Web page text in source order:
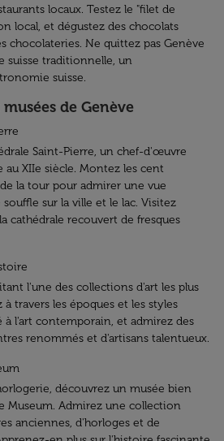
locaux. Testez le "filet de
local, et dégustez des chocolats
chocolateries. Ne quittez pas Genève
suisse traditionnelle, un
suisse.
de Genève
Saint-Pierre, un chef-d'œuvre
XIIe siècle. Montez les cent
la tour pour admirer une vue
sur la ville et le lac. Visitez
cathédrale recouvert de fresques
l'une des collections d'art les plus
à travers les époques et les styles
l'art contemporain, et admirez des
renommés et d'artisans talentueux.
découvrez un musée bien
Museum. Admirez une collection
anciennes, d'horloges et de